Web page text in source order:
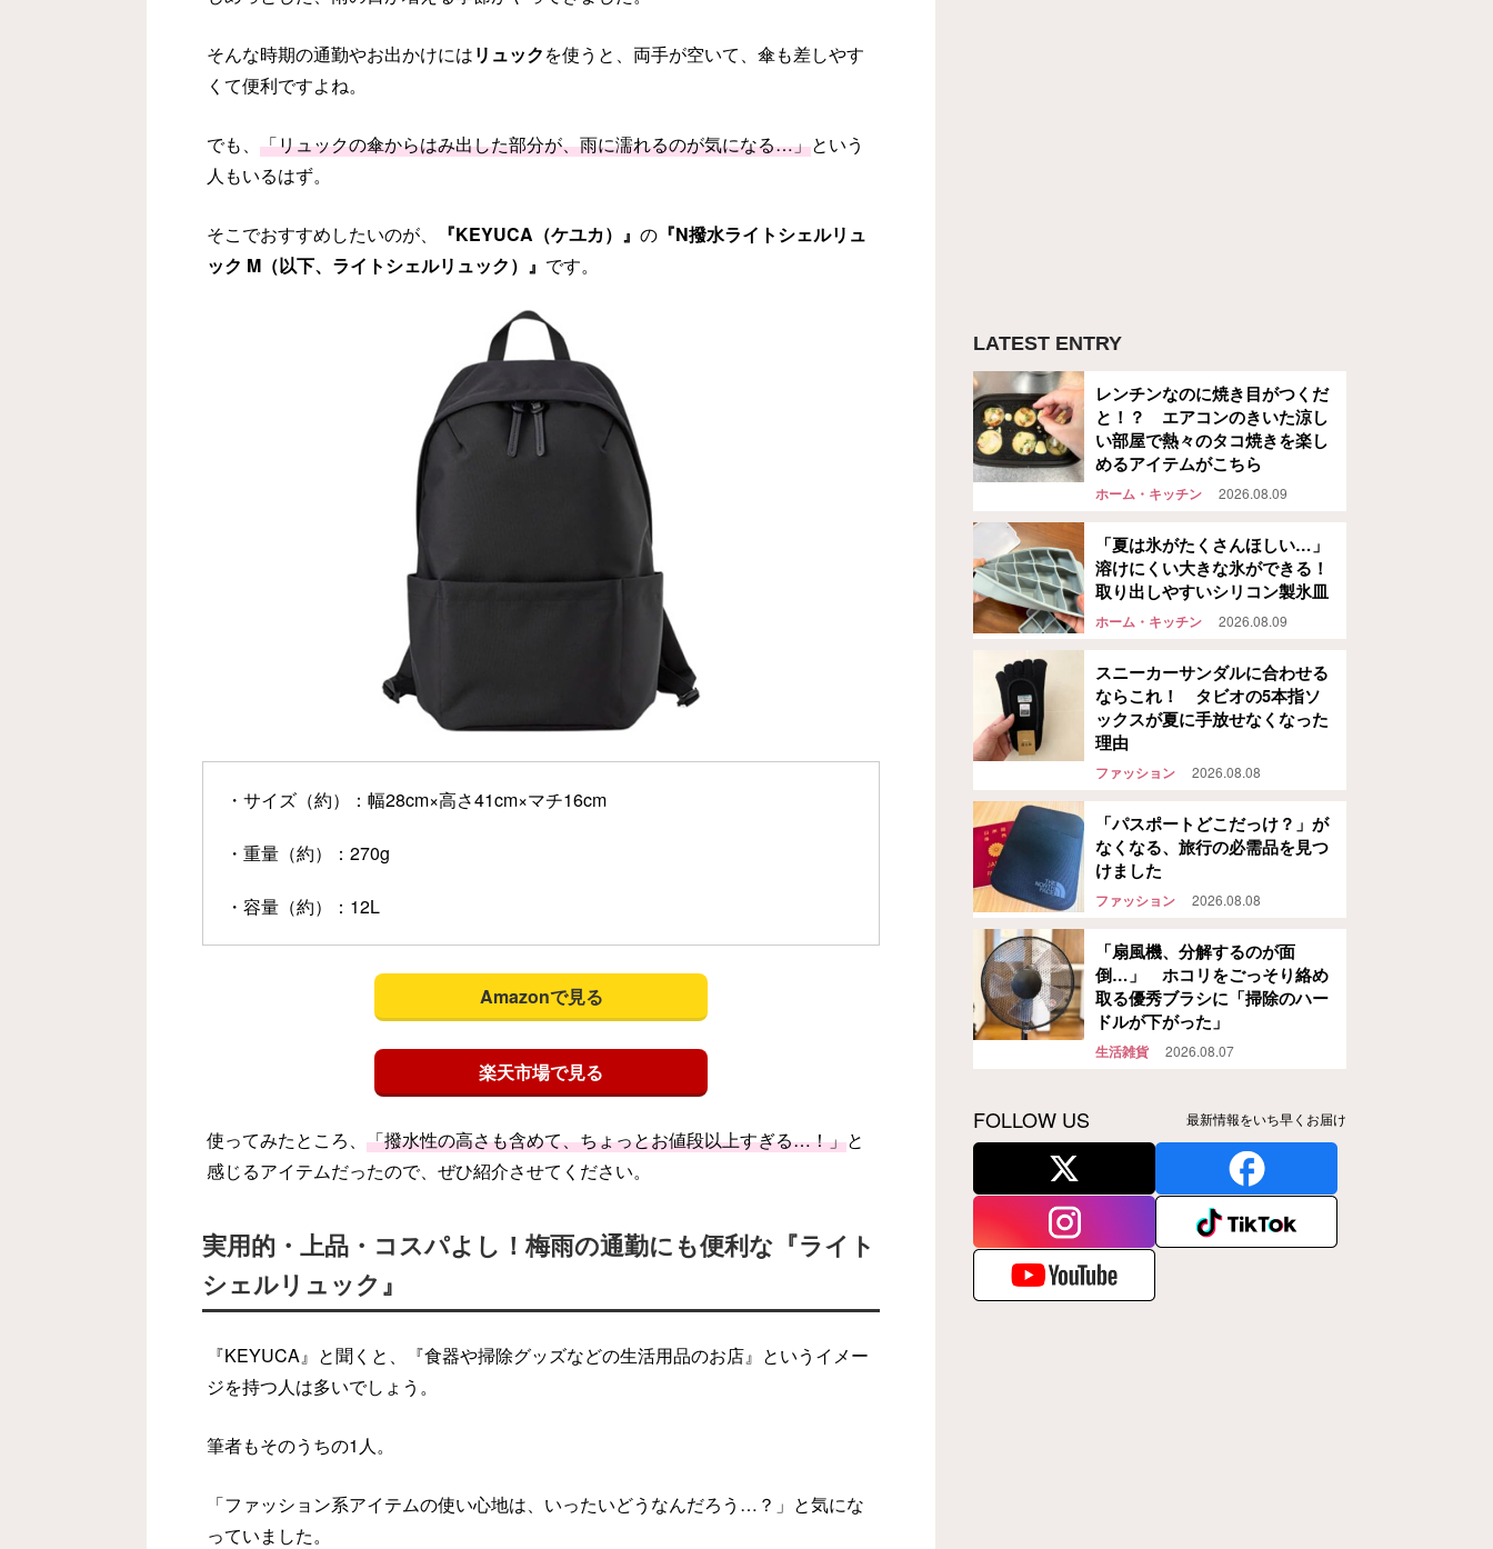
そんな時期の通勤やお出かけにはリュックを使うと、両手が空いて、傘も差しやす
くて便利ですよね。
でも、 「リュックの傘からはみ出した部分が、雨に濡れるのが気になる…」という
人もいるはず。
そこでおすすめしたいのが、 『KEYUCA（ケユカ）』 の 『N撥水ライトシェルリュ
ック M（以下、ライトシェルリュック）』 です。
・サイズ（約）：幅28cm×高さ41cm×マチ16cm
・重量（約）：270g
・容量（約）：12L
Amazonで見る
楽天市場で見る
使ってみたところ、 「撥水性の高さも含めて、ちょっとお値段以上すぎる…！」と
感じるアイテムだったので、ぜひ紹介させてください。
実用的・上品・コスパよし！梅雨の通勤にも便利な『ライト
シェルリュック』
『KEYUCA』と聞くと、『食器や掃除グッズなどの生活用品のお店』というイメー
ジを持つ人は多いでしょう。
筆者もそのうちの1人。
「ファッション系アイテムの使い心地は、いったいどうなんだろう…？」と気にな
っていました。
LATEST ENTRY
レンチンなのに焼き目がつくだ
と！？ エアコンのきいた涼し
い部屋で熱々のタコ焼きを楽し
めるアイテムがこちら
ホーム・キッチン 2026.08.09
「夏は氷がたくさんほしい…」
溶けにくい大きな氷ができる！
取り出しやすいシリコン製氷皿
ホーム・キッチン 2026.08.09
スニーカーサンダルに合わせる
ならこれ！ タビオの5本指ソ
ックスが夏に手放せなくなった
理由
ファッション 2026.08.08
「パスポートどこだっけ？」が
なくなる、旅行の必需品を見つ
けました
ファッション 2026.08.08
「扇風機、分解するのが面
倒…」 ホコリをごっそり絡め
取る優秀ブラシに「掃除のハー
ドルが下がった」
生活雑貨 2026.08.07
FOLLOW US 最新情報をいち早くお届け